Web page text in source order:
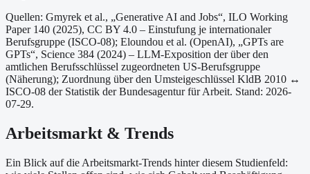
Quellen: Gmyrek et al., „Generative AI and Jobs“, ILO Working
Paper 140 (2025), CC BY 4.0 – Einstufung je internationaler
Berufsgruppe (ISCO-08); Eloundou et al. (OpenAI), „GPTs are
GPTs“, Science 384 (2024) – LLM-Exposition der über den
amtlichen Berufsschlüssel zugeordneten US-Berufsgruppe
(Näherung); Zuordnung über den Umsteigeschlüssel KldB 2010 ↔
ISCO-08 der Statistik der Bundesagentur für Arbeit. Stand: 2026-
07-29.
Arbeitsmarkt & Trends
Ein Blick auf die Arbeitsmarkt-Trends hinter diesem Studienfeld: